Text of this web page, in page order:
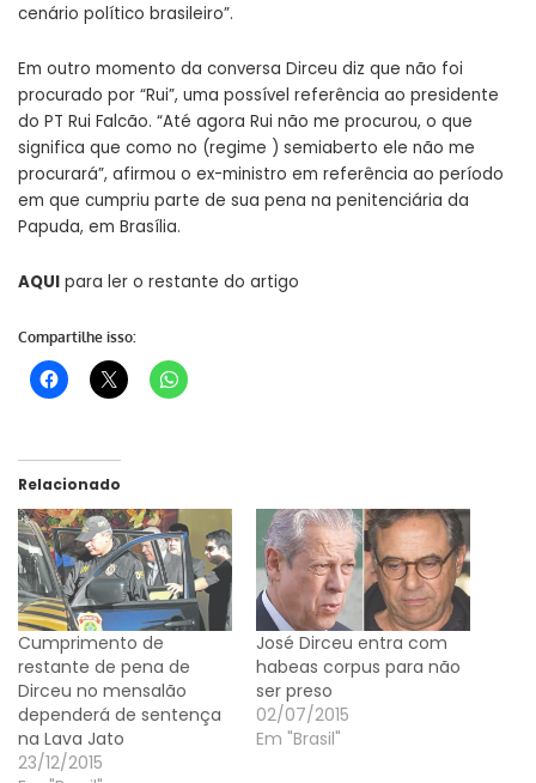
cenário político brasileiro”.
Em outro momento da conversa Dirceu diz que não foi
procurado por “Rui”, uma possível referência ao presidente
do PT Rui Falcão. “Até agora Rui não me procurou, o que
significa que como no (regime ) semiaberto ele não me
procurará”, afirmou o ex-ministro em referência ao período
em que cumpriu parte de sua pena na penitenciária da
Papuda, em Brasília.
AQUI para ler o restante do artigo
Compartilhe isso:
Relacionado
Cumprimento de
restante de pena de
Dirceu no mensalão
dependerá de sentença
na Lava Jato
23/12/2015
José Dirceu entra com
habeas corpus para não
ser preso
02/07/2015
Em "Brasil"